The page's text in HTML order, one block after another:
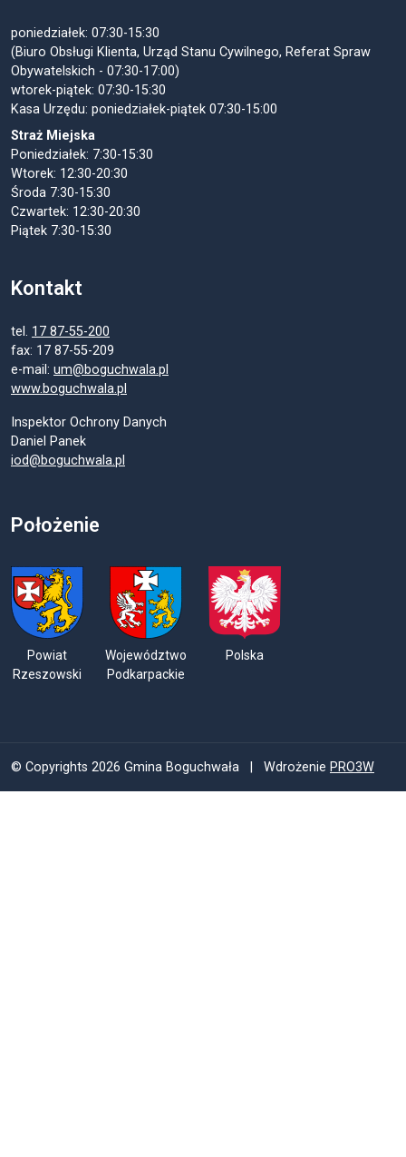
poniedziałek: 07:30-15:30
(Biuro Obsługi Klienta, Urząd Stanu Cywilnego, Referat Spraw
Obywatelskich - 07:30-17:00)
wtorek-piątek: 07:30-15:30
Kasa Urzędu: poniedziałek-piątek 07:30-15:00
Straż Miejska
Poniedziałek: 7:30-15:30
Wtorek: 12:30-20:30
Środa 7:30-15:30
Czwartek: 12:30-20:30
Piątek 7:30-15:30
Kontakt
tel. 17 87-55-200
fax: 17 87-55-209
e-mail: um@boguchwala.pl
www.boguchwala.pl
Inspektor Ochrony Danych
Daniel Panek
iod@boguchwala.pl
Położenie
Powiat
Rzeszowski
Województwo
Podkarpackie
Polska
© Copyrights 2026 Gmina Boguchwała | Wdrożenie PRO3W